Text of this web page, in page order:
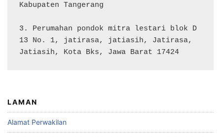
Kabupaten Tangerang
3. Perumahan pondok mitra lestari blok D
13 No. 1, jatirasa, jatiasih, Jatirasa,
Jatiasih, Kota Bks, Jawa Barat 17424
LAMAN
Alamat Perwakilan